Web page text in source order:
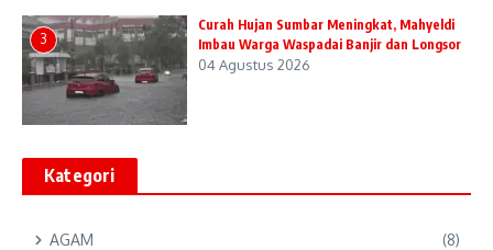
3
Curah Hujan Sumbar Meningkat, Mahyeldi
Imbau Warga Waspadai Banjir dan Longsor
04 Agustus 2026
Kategori
AGAM (8)